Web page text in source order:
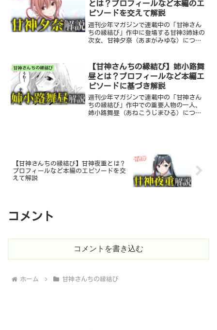
とは？プロフィールなど本編のエ
ピソードを交えて解説
週刊少年マガジンで連載中の「甘神さん
ちの縁結び」作中に登場する甘神3姉妹の
次女、甘神夕奈（あまがみゆな）につい
で、未読の方はご注意ください。また、
記事に使用する画像は「...
甘神さんちの縁結び
【甘神さんちの縁結び】姉小路舞
昼とは？プロフィールなど本編エ
ピソードに基づき解説
週刊少年マガジンで連載中の「甘神さん
ちの縁結び」作中での重要人物の一人、
姉小路舞昼（あねこうじまひる）につい
【甘神さんちの縁結び】甘神夜重とは？
プロフィールなど本編のエピソードを交
えて解説
コメント
コメントを書き込む
ホーム 甘神さんちの縁結び